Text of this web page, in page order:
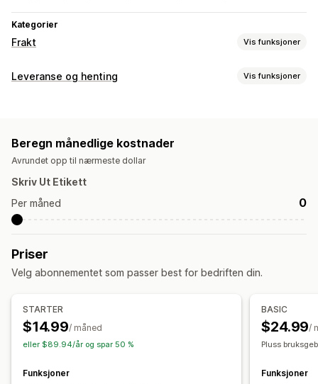
Kategorier
Frakt Vis funksjoner
Etiketter og emballasje
Fraktpriser
Administre frakt
Bestillingsoppdateringer
Leveranse og henting Vis funksjoner
Egendefinerte meldinger
Sanntidssporing
Sporingssider
Beregn månedlige kostnader
Avrundet opp til nærmeste dollar
Skriv Ut Etikett
Per måned
0
Priser
Velg abonnementet som passer best for bedriften din.
STARTER
$14.99/ måned
eller $89.94/år og spar 50 %
Funksjoner
BASIC
$24.99/
Pluss
Funksjoner